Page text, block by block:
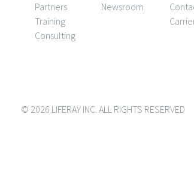
Partners
Training
Consulting
Newsroom
© 2026 LIFERAY INC. ALL RIGHTS RESERVED